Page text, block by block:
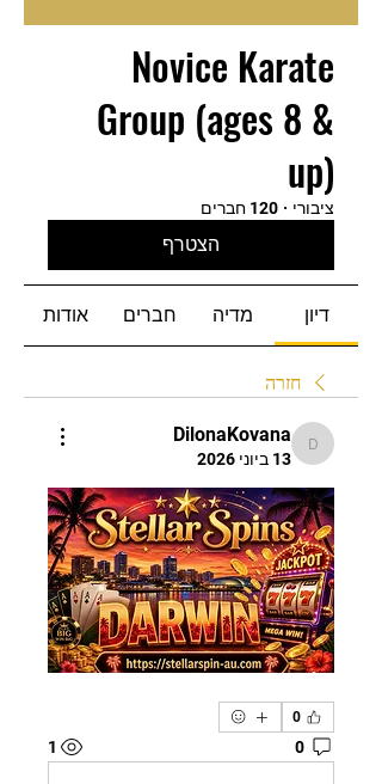
Novice Karate
Group (ages 8 &
up)
ציבורי · 120 חברים
הצטרף
דיון מדיה חברים אודות
חזרה
DilonaKovana
DilonaKovana
13 ביוני 2026
0
0
1